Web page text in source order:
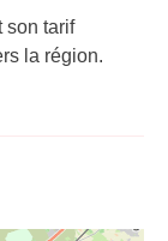
son tarif
la région.